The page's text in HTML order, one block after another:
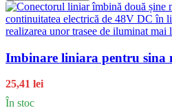
Imbinare liniara pentru sina
25,41 lei
În stoc